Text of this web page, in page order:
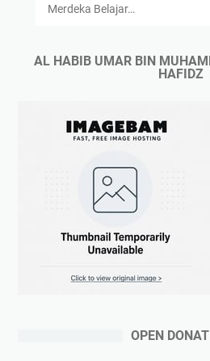
Merdeka Belajar…
AL HABIB UMAR BIN
HAFIDZ
OPEN